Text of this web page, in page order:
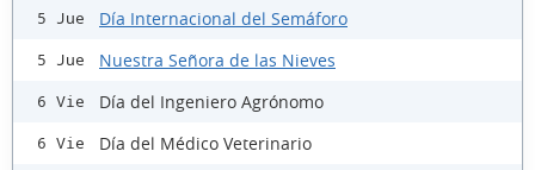
5 Jue Día Internacional del Semáforo
5 Jue Nuestra Señora de las Nieves
6 Vie Día del Ingeniero Agrónomo
6 Vie Día del Médico Veterinario